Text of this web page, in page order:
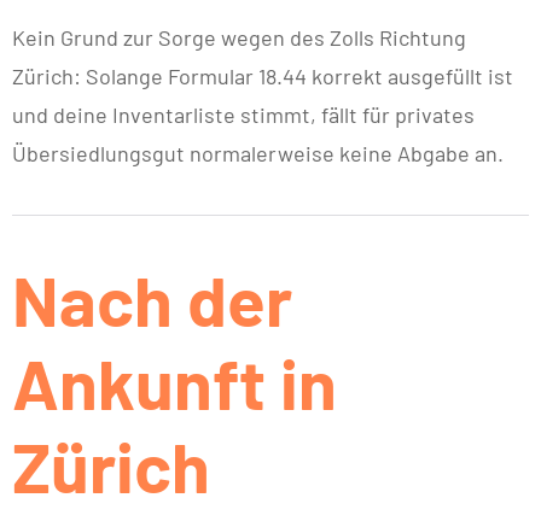
Kein Grund zur Sorge wegen des Zolls Richtung
Zürich: Solange Formular 18.44 korrekt ausgefüllt ist
und deine Inventarliste stimmt, fällt für privates
Übersiedlungsgut normalerweise keine Abgabe an.
Nach der
Ankunft in
Zürich